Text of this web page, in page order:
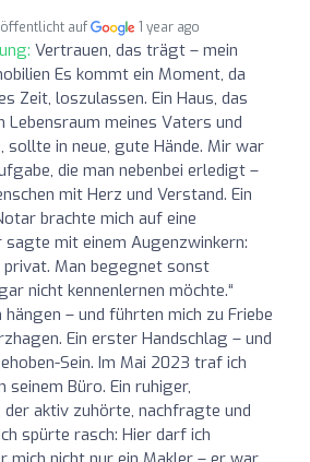
auf 1 year ago
Vertrauen, das trägt – mein
Es kommt ein Moment, da
Zeit, loszulassen. Ein Haus, das
Lebensraum meines Vaters und
sollte in neue, gute Hände. Mir war
die man nebenbei erledigt –
mit Herz und Verstand. Ein
brachte mich auf eine
sagte mit einem Augenzwinkern:
privat. Man begegnet sonst
nicht kennenlernen möchte.“
– und führten mich zu Friebe
Ein erster Handschlag – und
Sein. Im Mai 2023 traf ich
seinem Büro. Ein ruhiger,
aktiv zuhörte, nachfragte und
spürte rasch: Hier darf ich